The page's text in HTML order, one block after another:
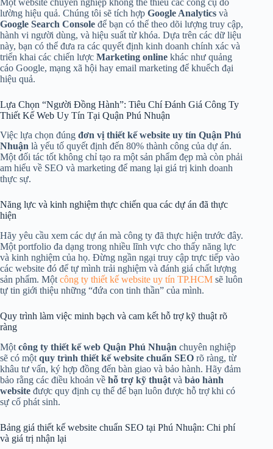
lường hiệu quả. Chúng tôi sẽ tích hợp Google Analytics và
Google Search Console để bạn có thể theo dõi lượng truy cập,
hành vi người dùng, và hiệu suất từ khóa. Dựa trên các dữ liệu
này, bạn có thể đưa ra các quyết định kinh doanh chính xác và
triển khai các chiến lược Marketing online khác như quảng
cáo Google, mạng xã hội hay email marketing để khuếch đại
hiệu quả.
Lựa Chọn “Người Đồng Hành”: Tiêu Chí Đánh Giá Công Ty
Thiết Kế Web Uy Tín Tại Quận Phú Nhuận
Việc lựa chọn đúng đơn vị thiết kế website uy tín Quận Phú
Nhuận là yếu tố quyết định đến 80% thành công của dự án.
Một đối tác tốt không chỉ tạo ra một sản phẩm đẹp mà còn phải
am hiểu về SEO và marketing để mang lại giá trị kinh doanh
thực sự.
Năng lực và kinh nghiệm thực chiến qua các dự án đã thực
hiện
Hãy yêu cầu xem các dự án mà công ty đã thực hiện trước đây.
Một portfolio đa dạng trong nhiều lĩnh vực cho thấy năng lực
và kinh nghiệm của họ. Đừng ngần ngại truy cập trực tiếp vào
các website đó để tự mình trải nghiệm và đánh giá chất lượng
sản phẩm. Một công ty thiết kế website uy tín TP.HCM sẽ luôn
tự tin giới thiệu những “đứa con tinh thần” của mình.
Quy trình làm việc minh bạch và cam kết hỗ trợ kỹ thuật rõ
ràng
Một công ty thiết kế web Quận Phú Nhuận chuyên nghiệp
sẽ có một quy trình thiết kế website chuẩn SEO rõ ràng, từ
khâu tư vấn, ký hợp đồng đến bàn giao và bảo hành. Hãy đảm
bảo rằng các điều khoản về hỗ trợ kỹ thuật và bảo hành
website được quy định cụ thể để bạn luôn được hỗ trợ khi có
sự cố phát sinh.
Bảng giá thiết kế website chuẩn SEO tại Phú Nhuận: Chi phí
và giá trị nhận lại